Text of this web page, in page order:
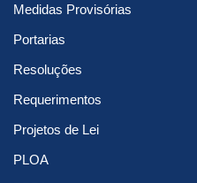
Medidas Provisórias
Portarias
Resoluções
Requerimentos
Projetos de Lei
PLOA